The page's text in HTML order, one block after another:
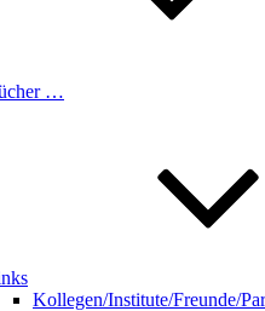
…
Kollegen/Institute/Freunde/